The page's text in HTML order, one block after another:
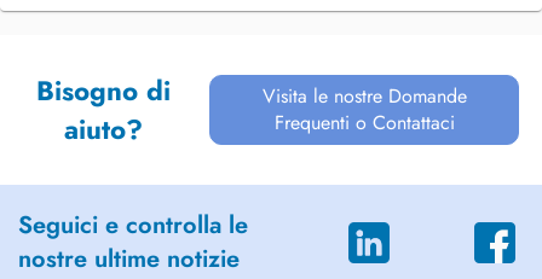
Bisogno di
aiuto?
Visita le nostre Domande
Frequenti o Contattaci
Seguici e controlla le
nostre ultime notizie